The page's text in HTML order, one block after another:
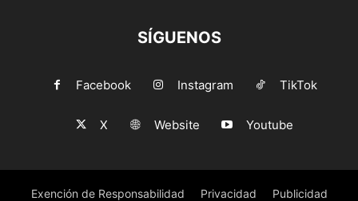
SÍGUENOS
Facebook Instagram TikTok
X Website Youtube
Exención de Responsabilidad Privacidad Publicidad